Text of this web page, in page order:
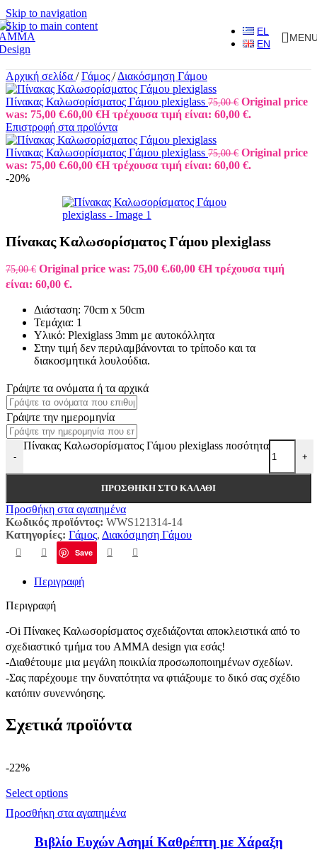
Skip to navigation
Skip to main content
EL
EN
Αρχική σελίδα / Γάμος / Διακόσμηση Γάμου
Πίνακας Καλωσορίσματος Γάμου plexiglass 75,00€ Original price
was: 75,00 €.60,00 €Η τρέχουσα τιμή είναι: 60,00 €.
Επιστροφή στα προϊόντα
Πίνακας Καλωσορίσματος Γάμου plexiglass 75,00€ Original price
was: 75,00 €.60,00 €Η τρέχουσα τιμή είναι: 60,00 €.
-20%
Πίνακας Καλωσορίσματος Γάμου plexiglass
75,00€ Original price was: 75,00 €.60,00 €Η τρέχουσα τιμή
είναι: 60,00 €.
Διάσταση: 70cm x 50cm
Τεμάχια: 1
Υλικό: Plexiglass 3mm με αυτοκόλλητα
Στην τιμή δεν περιλαμβάνονται το τρίποδο και τα
διακοσμητικά λουλούδια.
Γράψτε τα ονόματα ή τα αρχικά
Γράψτε την ημερομηνία
-
Πίνακας Καλωσορίσματος Γάμου plexiglass ποσότητα
+
ΠΡΟΣΘΉΚΗ ΣΤΟ ΚΑΛΆΘΙ
Προσθήκη στα αγαπημένα
Κωδικός προϊόντος: WWS121314-14
Κατηγορίες: Γάμος, Διακόσμηση Γάμου
Save
Περιγραφή
Περιγραφή
-Oi Πίνακeς Καλωσορίσματος σχεδιάζονται αποκλειστικά από το
σχεδιαστικό τμήμα του AMMA design για εσάς!
-Διαθέτουμε μια μεγάλη ποικιλία προσωποποιημένων σχεδίων.
-Σας παρέχουμε την δυνατότητα να φτιάξουμε το δικό σας σχέδιο
κατόπιν συνεννόησης.
Σχετικά προϊόντα
-22%
Select options
Προσθήκη στα αγαπημένα
Βιβλίο Ευχών Ασημί Καθρέπτη με Χάραξη